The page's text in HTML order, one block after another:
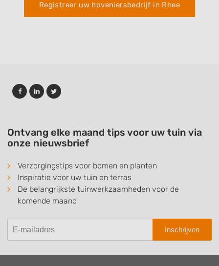
Registreer uw hoveniersbedrijf in Rhee
Ontvang elke maand tips voor uw tuin via
onze nieuwsbrief
Verzorgingstips voor bomen en planten
Inspiratie voor uw tuin en terras
De belangrijkste tuinwerkzaamheden voor de
komende maand
Inschrijven